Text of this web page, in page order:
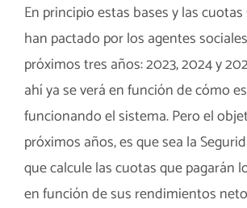
En principio estas bases y las
han pactado por los agentes
próximos tres años: 2023, 2024 y
ahí ya se verá en función de cómo
funcionando el sistema. Pero el
próximos años, es que sea la
que calcule las cuotas que pagarán
en función de sus rendimientos